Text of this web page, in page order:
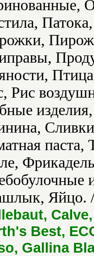
Рис
Яйцо.
Best,
Gallina